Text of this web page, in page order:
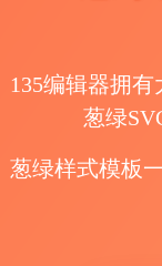
135编辑器拥有
葱绿
葱绿样式模板